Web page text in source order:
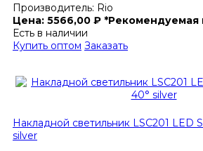
Производитель: Rio
Цена: 5566,00 ₽ *Рекомендуемая
Есть в наличии
Купить оптом Заказать
Накладной светильник LSC201 LED
silver